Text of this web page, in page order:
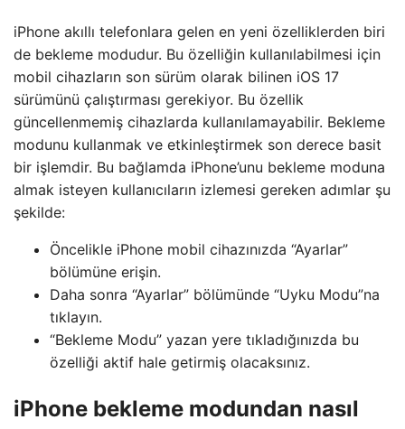
iPhone akıllı telefonlara gelen en yeni özelliklerden biri
de bekleme modudur. Bu özelliğin kullanılabilmesi için
mobil cihazların son sürüm olarak bilinen iOS 17
sürümünü çalıştırması gerekiyor. Bu özellik
güncellenmemiş cihazlarda kullanılamayabilir. Bekleme
modunu kullanmak ve etkinleştirmek son derece basit
bir işlemdir. Bu bağlamda iPhone’unu bekleme moduna
almak isteyen kullanıcıların izlemesi gereken adımlar şu
şekilde:
Öncelikle iPhone mobil cihazınızda “Ayarlar”
bölümüne erişin.
Daha sonra “Ayarlar” bölümünde “Uyku Modu”na
tıklayın.
“Bekleme Modu” yazan yere tıkladığınızda bu
özelliği aktif hale getirmiş olacaksınız.
iPhone bekleme modundan nasıl